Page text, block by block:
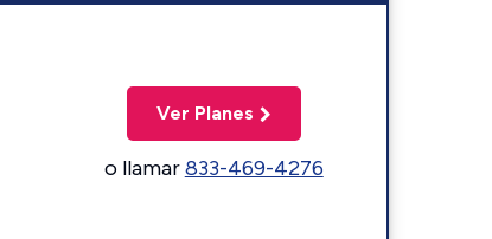
Ver Planes
o llamar833-469-4276